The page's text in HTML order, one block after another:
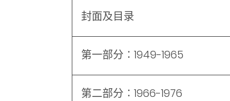
封面及目录
第一部分∶1949-1965
第二部分∶1966-1976